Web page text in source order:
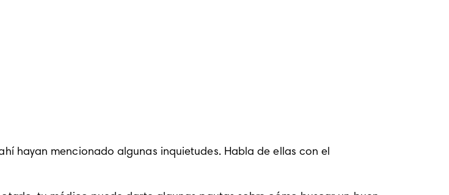
hayan mencionado algunas inquietudes. Habla de ellas con el